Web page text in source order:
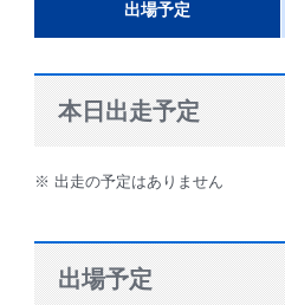
出場予定
本日出走予定
※ 出走の予定はありません
出場予定